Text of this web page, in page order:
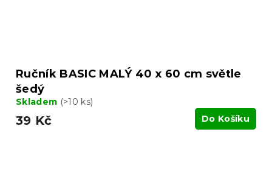
Ručník BASIC MALÝ 40 x 60 cm světle
šedý
Skladem (>10 ks)
39 Kč Do Košíku